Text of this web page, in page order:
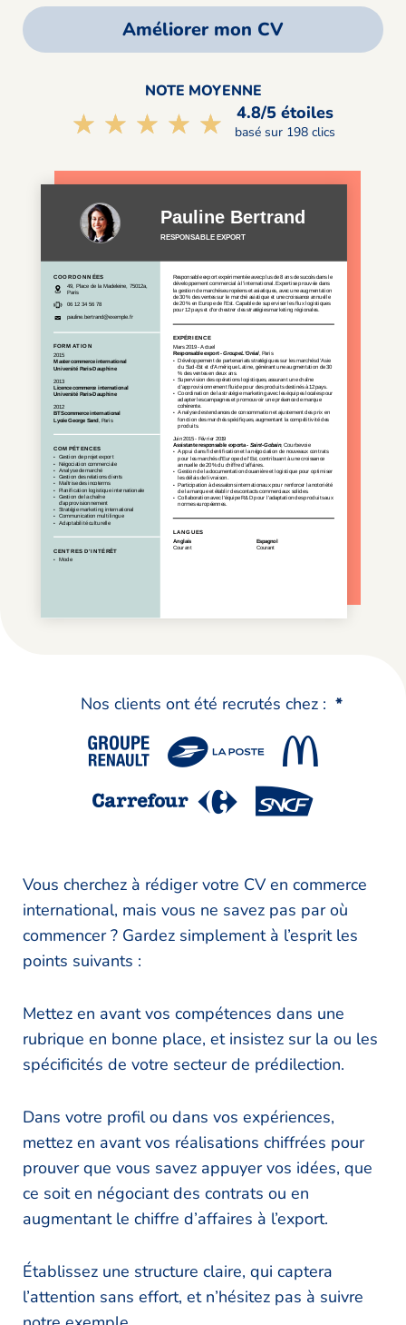
Améliorer mon CV
NOTE MOYENNE
☆☆☆☆☆
★★★★★ 4.8/5 étoiles
basé sur 198 clics
Nos clients ont été recrutés chez : *
Vous cherchez à rédiger votre CV en commerce
international, mais vous ne savez pas par où
commencer ? Gardez simplement à l’esprit les
points suivants :
Mettez en avant vos compétences dans une
rubrique en bonne place, et insistez sur la ou les
spécificités de votre secteur de prédilection.
Dans votre profil ou dans vos expériences,
mettez en avant vos réalisations chiffrées pour
prouver que vous savez appuyer vos idées, que
ce soit en négociant des contrats ou en
augmentant le chiffre d’affaires à l’export.
Établissez une structure claire, qui captera
l’attention sans effort, et n’hésitez pas à suivre